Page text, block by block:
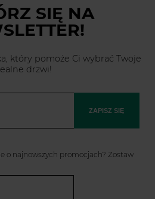
SIĘ NA
który pomoże Ci wybrać Twoje
drzwi!
ZAPISZ SIĘ
o najnowszych promocjach? Zostaw